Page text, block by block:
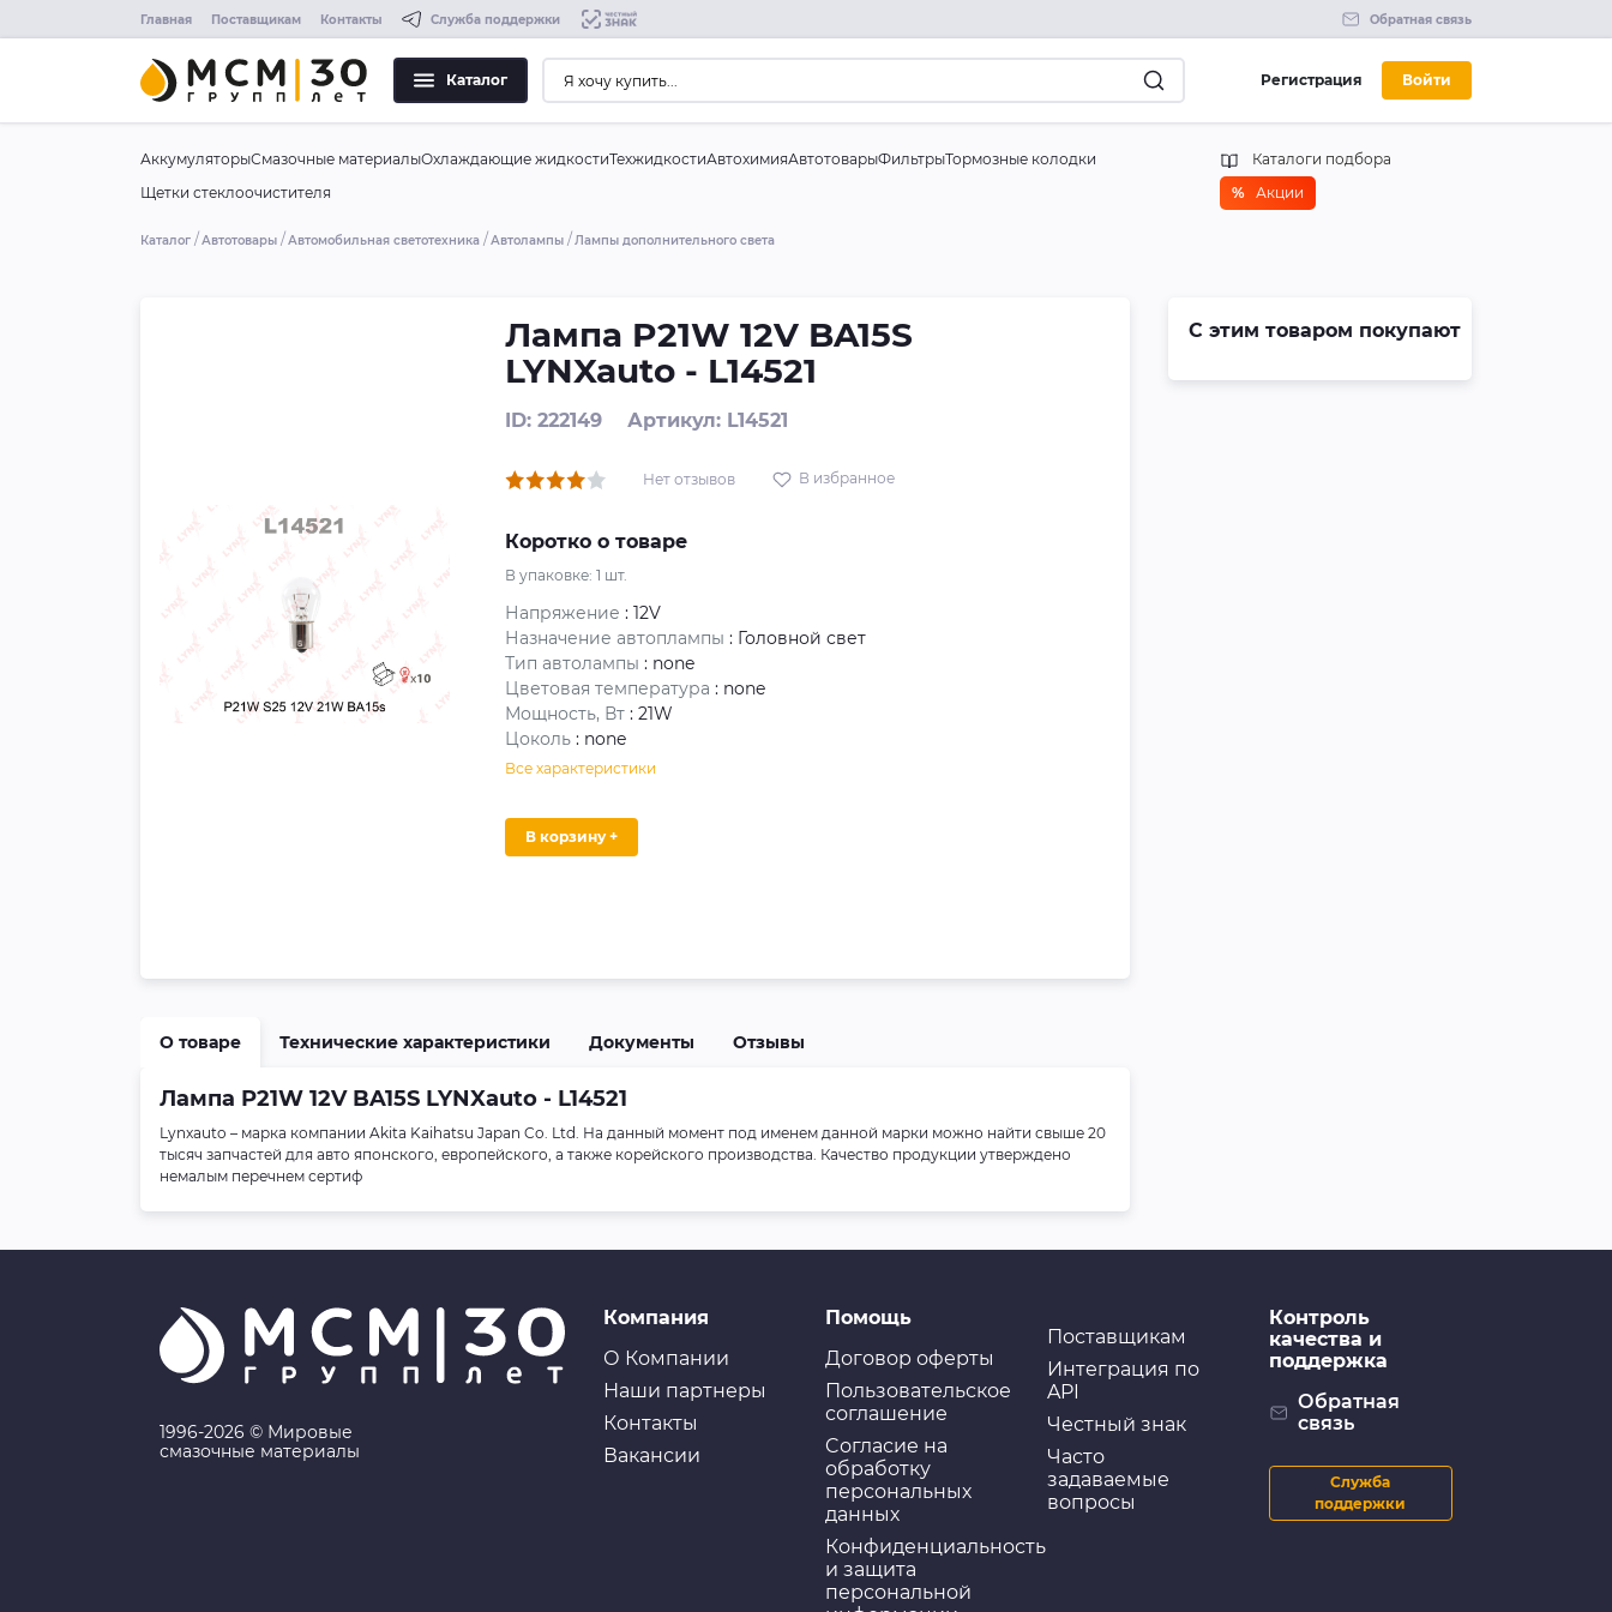
Главная Поставщикам Контакты Служба поддержки Обратная связь
Каталог Регистрация Войти
АккумуляторыСмазочные материалыОхлаждающие жидкостиТехжидкостиАвтохимияАвтотоварыФильтрыТормозные колодки
Щетки стеклоочистителя
Каталоги подбора
% Акции
Каталог Автотовары Автомобильная светотехника Автолампы Лампы дополнительного света
Лампа P21W 12V BA15S
LYNXauto - L14521
ID: 222149 Артикул: L14521
Нет отзывов В избранное
Коротко о товаре
В упаковке:1 шт.
Напряжение : 12V
Назначение автоплампы : Головной свет
Тип автолампы : none
Цветовая температура : none
Мощность, Вт : 21W
Цоколь : none
Все характеристики
В корзину +
О товаре Технические характеристики Документы Отзывы
Лампа P21W 12V BA15S LYNXauto - L14521
Lynxauto – марка компании Akita Kaihatsu Japan Co. Ltd. На данный момент под именем данной марки можно найти свыше 20
тысяч запчастей для авто японского, европейского, а также корейского производства. Качество продукции утверждено
немалым перечнем сертиф
С этим товаром покупают
1996-2026 © Мировые
смазочные материалы
Компания
О Компании
Наши партнеры
Контакты
Вакансии
Помощь
Договор оферты
Пользовательское
соглашение
Cогласие на
обработку
персональных
данных
Конфиденциальность
и защита
персональной
Поставщикам
Интеграция по
API
Честный знак
Часто
задаваемые
вопросы
Контроль
качества и
поддержка
Обратная
связь
Служба
поддержки